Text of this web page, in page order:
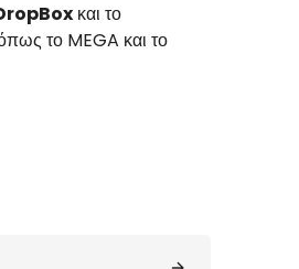
και το
το MEGA και το